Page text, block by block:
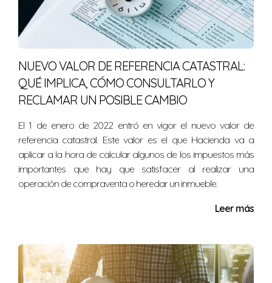
NUEVO VALOR DE REFERENCIA CATASTRAL:
QUÉ IMPLICA, CÓMO CONSULTARLO Y
RECLAMAR UN POSIBLE CAMBIO
El 1 de enero de 2022 entró en vigor el nuevo valor de
referencia catastral. Este valor es el que Hacienda va a
aplicar a la hora de calcular algunos de los impuestos más
importantes que hay que satisfacer al realizar una
operación de compraventa o heredar un inmueble.
Leer más